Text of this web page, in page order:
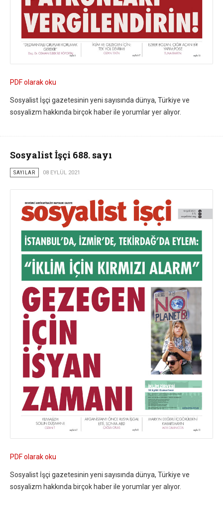
PDF olarak oku
Sosyalist İşçi gazetesinin yeni sayısında dünya, Türkiye ve
sosyalizm hakkında birçok haber ile yorumlar yer alıyor.
Sosyalist İşçi 688. sayı
SAYILAR 08 EYLÜL 2021
PDF olarak oku
Sosyalist İşçi gazetesinin yeni sayısında dünya, Türkiye ve
sosyalizm hakkında birçok haber ile yorumlar yer alıyor.